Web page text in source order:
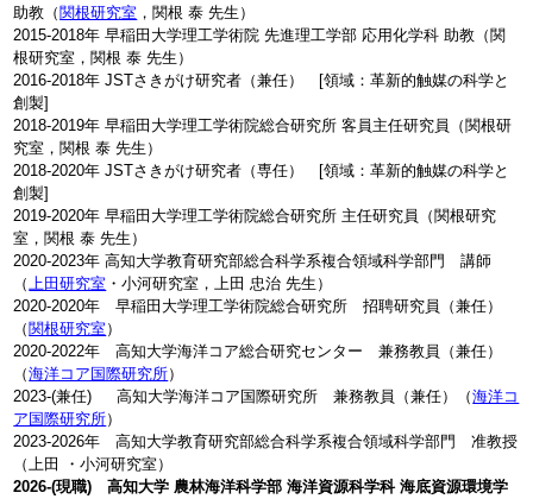
助教（ 関根研究室 ，関根 泰 先生）
2015-2018年 早稲田大学理工学術院 先進理工学部 応用化学科 助教（関
根研究室，関根 泰 先生）
2016-2018年 JSTさきがけ研究者（兼任） [領域：革新的触媒の科学と
創製]
2018-2019年 早稲田大学理工学術院総合研究所 客員主任研究員（関根研
究室，関根 泰 先生）
2018-2020年 JSTさきがけ研究者（専任） [領域：革新的触媒の科学と
創製]
2019-2020年 早稲田大学理工学術院総合研究所 主任研究員（関根研究
室，関根 泰 先生）
2020-2023年 高知大学教育研究部総合科学系複合領域科学部門 講師
（上田研究室 ・小河研究室，上田 忠治 先生）
2020-2020年 早稲田大学理工学術院総合研究所 招聘研究員（兼任）
（ 関根研究室）
2020-2022年 高知大学海洋コア総合研究センター 兼務教員（兼任）
（海洋コア国際研究所）
2023-(兼任) 高知大学海洋コア国際研究所 兼務教員（兼任）（海洋コ
ア国際研究所）
2023-2026年 高知大学教育研究部総合科学系複合領域科学部門 准教授
（上田 ・小河研究室）
2026-(現職) 高知大学 農林海洋科学部 海洋資源科学科 海底資源環境学